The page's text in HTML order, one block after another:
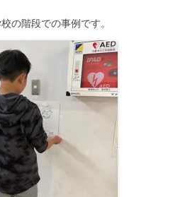
の階段での事例です。